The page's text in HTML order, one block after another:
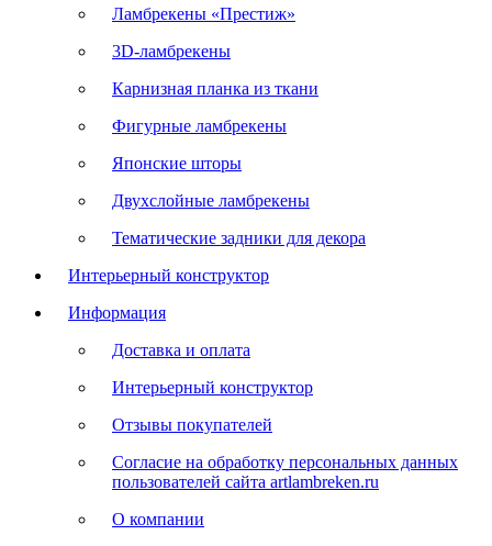
Ламбрекены «Престиж»
3D-ламбрекены
Карнизная планка из ткани
Фигурные ламбрекены
Японские шторы
Двухслойные ламбрекены
Тематические задники для декора
Интерьерный конструктор
Информация
Доставка и оплата
Интерьерный конструктор
Отзывы покупателей
Согласие на обработку персональных данных
пользователей сайта artlambreken.ru
О компании